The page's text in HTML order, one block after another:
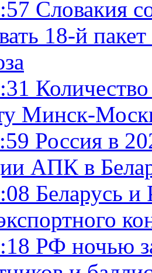
Словакия
18-й
Минск-
Россия в
АПК в
Беларусь и
РФ ночью